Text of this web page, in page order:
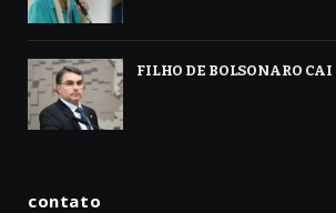
FILHO DE BOLSONARO
contato